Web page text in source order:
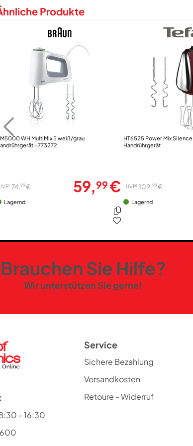
Anschluss für
Mixfuß oder Universalzerkleinerer.BR..BR.Sehr
Produkte
WH MultiMix 5 weiß/grau
- 773272
1 74,99€ 59,99€
Lagernd
HT6525 Power Mix Silence
Handrührgerät
UVP1 109,99€
Lagernd
Brauchen Sie Hilfe?
Wir unterstützen Sie gerne!
- 16:30
Service
Sichere Bezahlung
Versandkosten
Retoure - Widerruf